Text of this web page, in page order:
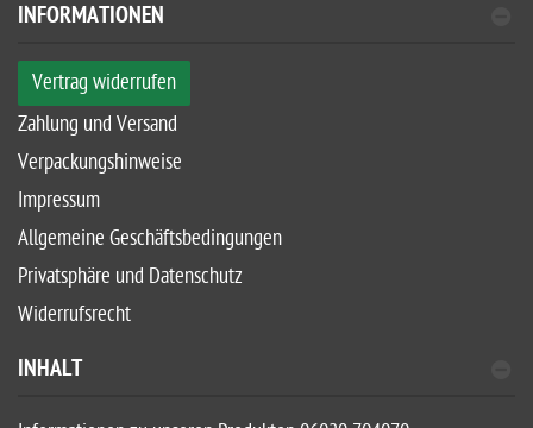
INFORMATIONEN
Vertrag widerrufen
Zahlung und Versand
Verpackungshinweise
Impressum
Allgemeine Geschäftsbedingungen
Privatsphäre und Datenschutz
Widerrufsrecht
INHALT